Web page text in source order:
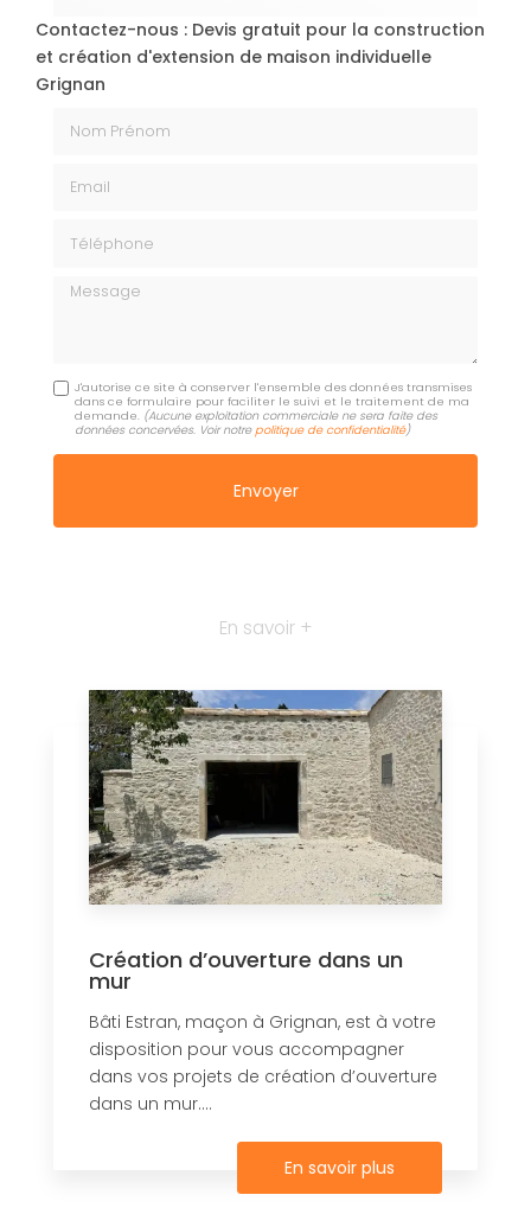
Contactez-nous : Devis gratuit pour la construction
et création d'extension de maison individuelle
Grignan
Nom Prénom
Email
Téléphone
Message
J'autorise ce site à conserver l'ensemble des données transmises
dans ce formulaire pour faciliter le suivi et le traitement de ma
demande. (Aucune exploitation commerciale ne sera faite des
données concervées. Voir notrepolitique de confidentialité)
En savoir +
Création d’ouverture dans un
mur
Bâti Estran, maçon à Grignan, est à votre
disposition pour vous accompagner
dans vos projets de création d’ouverture
dans un mur....
En savoir plus